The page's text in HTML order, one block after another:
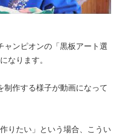
ンピオンの「黒板アート選
なります。
作する様子が動画になって
りたい」という場合、こうい